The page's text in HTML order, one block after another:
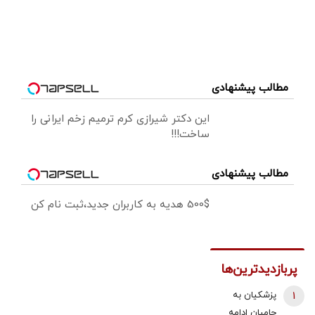
مطالب پیشنهادی
این دکتر شیرازی کرم ترمیم زخم ایرانی را
ساخت!!!
مطالب پیشنهادی
500$ هدیه به کاربران جدید،ثبت نام کن
پربازدیدترین‌ها
پزشکیان به
1